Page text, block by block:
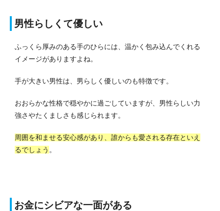
男性らしくて優しい
ふっくら厚みのある手のひらには、温かく包み込んでくれる
イメージがありますよね。
手が大きい男性は、男らしく優しいのも特徴です。
おおらかな性格で穏やかに過ごしていますが、男性らしい力
強さやたくましさも感じられます。
周囲を和ませる安心感があり、誰からも愛される存在といえ
るでしょう 。
お金にシビアな一面がある